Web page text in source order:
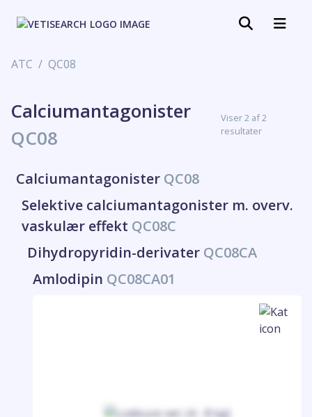
ATC QC08
Calciumantagonister
QC08
Viser 2 af 2
resultater
Calciumantagonister QC08
Selektive calciumantagonister m. overv.
vaskulær effekt QC08C
Dihydropyridin-derivater QC08CA
Amlodipin QC08CA01